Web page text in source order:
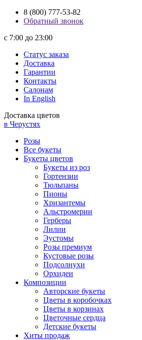
8 (800) 777-53-82
Обратный звонок
с 7:00 до 23:00
Статус заказа
Доставка
Гарантии
Контакты
Салонам
In English
Доставка цветов
в Черустях
Розы
Все букеты
Букеты цветов
Букеты из роз
Гортензии
Тюльпаны
Пионы
Хризантемы
Альстромерии
Герберы
Лилии
Эустомы
Розы премиум
Кустовые розы
Подсолнухи
Орхидеи
Композиции
Авторские букеты
Цветы в коробочках
Цветы в корзинах
Цветочные сердца
Детские букеты
Хиты продаж